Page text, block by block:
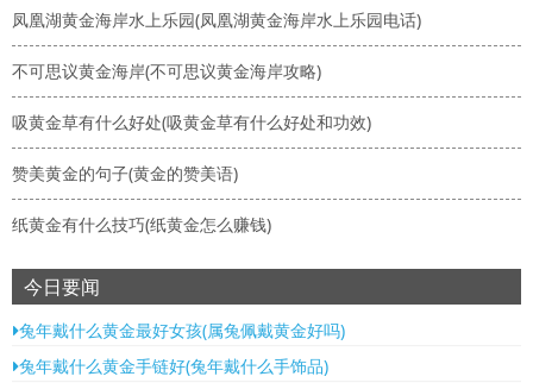
凤凰湖黄金海岸水上乐园(凤凰湖黄金海岸水上乐园电话)
不可思议黄金海岸(不可思议黄金海岸攻略)
吸黄金草有什么好处(吸黄金草有什么好处和功效)
赞美黄金的句子(黄金的赞美语)
纸黄金有什么技巧(纸黄金怎么赚钱)
今日要闻
兔年戴什么黄金最好女孩(属兔佩戴黄金好吗)
兔年戴什么黄金手链好(兔年戴什么手饰品)